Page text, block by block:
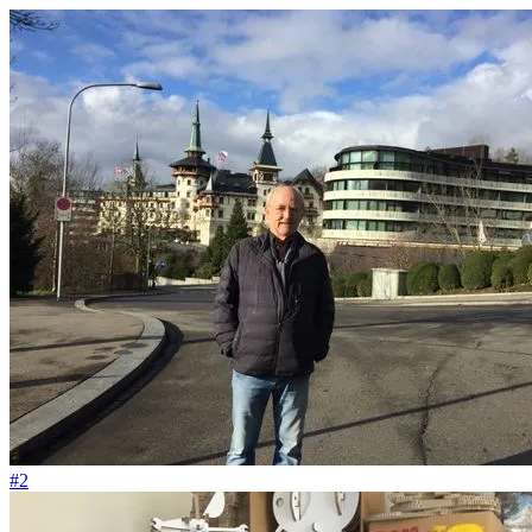
#133
Stell dir vor, meine Finger kannten das Muster noch
#2